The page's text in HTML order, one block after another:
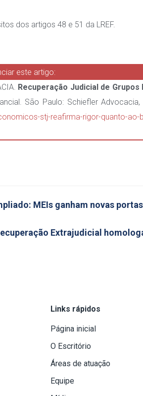
dos artigos 48 e 51 da LREF.
este artigo:
Recuperação Judicial de Grupos
São Paulo: Schiefler
stj-reafirma-rigor-quanto-
MEIs ganham novas
Extrajudicial
Links rápidos
Página inicial
O Escritório
Áreas de atuação
Equipe